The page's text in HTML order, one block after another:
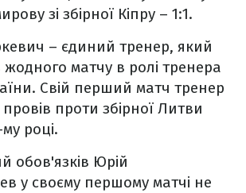
зі збірної Кіпру – 1:1.
– єдиний тренер, який
матчу в ролі тренера
Свій перший матч тренер
проти збірної Литви
році.
обов'язків Юрій
у своєму першому матчі не